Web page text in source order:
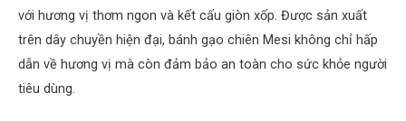
với hương vị thơm ngon và kết cấu giòn xốp. Được sản xuất
trên dây chuyền hiện đại, bánh gạo chiên Mesi không chỉ hấp
dẫn về hương vị mà còn đảm bảo an toàn cho sức khỏe người
tiêu dùng.